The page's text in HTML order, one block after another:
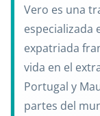
Vero es una
especializada
expatriada
vida en el
Portugal y
partes del